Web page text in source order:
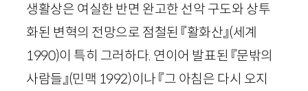
생활상은 여실한 반면 완고한 선악 구도와 상투
화된 변혁의 전망으로 점철된 『활화산』(세계
1990)이 특히 그러하다. 연이어 발표된 『문밖의
사람들』(민맥 1992)이나 『그 아침은 다시 오지